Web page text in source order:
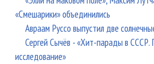
«Смешарики» объединились
Авраам Руссо выпустил две
Сергей Сычёв - «Хит-парады в СССР.
исследование»